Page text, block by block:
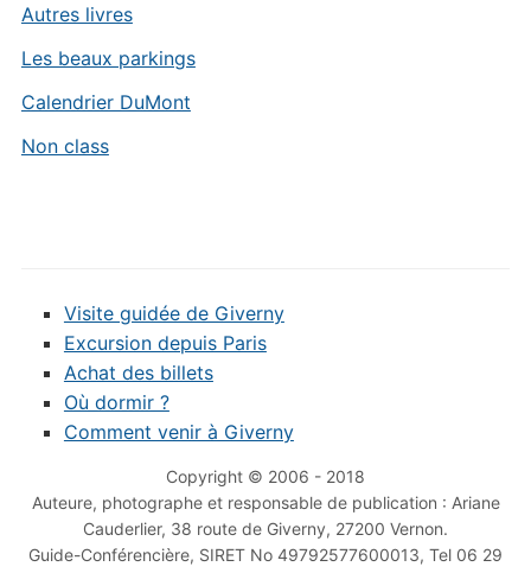
Autres livres
Les beaux parkings
Calendrier DuMont
Non class
Visite guidée de Giverny
Excursion depuis Paris
Achat des billets
Où dormir ?
Comment venir à Giverny
Copyright © 2006 - 2018
Auteure, photographe et responsable de publication : Ariane
Cauderlier, 38 route de Giverny, 27200 Vernon.
Guide-Conférencière, SIRET No 49792577600013, Tel 06 29